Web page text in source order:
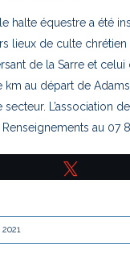
halte équestre a été
lieux de culte
de la Sarre et
km au départ de
L’association
Renseignements au